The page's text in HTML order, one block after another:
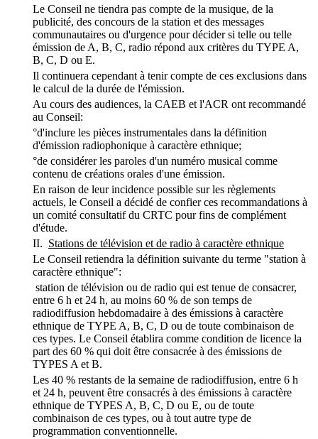
Le Conseil ne tiendra pas compte de la musique, de la
publicité, des concours de la station et des messages
communautaires ou d'urgence pour décider si telle ou telle
émission de A, B, C, radio répond aux critères du TYPE A,
B, C, D ou E.
Il continuera cependant à tenir compte de ces exclusions dans
le calcul de la durée de l'émission.
Au cours des audiences, la CAEB et l'ACR ont recommandé
au Conseil:
°d'inclure les pièces instrumentales dans la définition
d'émission radiophonique à caractère ethnique;
°de considérer les paroles d'un numéro musical comme
contenu de créations orales d'une émission.
En raison de leur incidence possible sur les règlements
actuels, le Conseil a décidé de confier ces recommandations à
un comité consultatif du CRTC pour fins de complément
d'étude.
II. Stations de télévision et de radio à caractère ethnique
Le Conseil retiendra la définition suivante du terme "station à
caractère ethnique":
station de télévision ou de radio qui est tenue de consacrer,
entre 6 h et 24 h, au moins 60 % de son temps de
radiodiffusion hebdomadaire à des émissions à caractère
ethnique de TYPE A, B, C, D ou de toute combinaison de
ces types. Le Conseil établira comme condition de licence la
part des 60 % qui doit être consacrée à des émissions de
TYPES A et B.
Les 40 % restants de la semaine de radiodiffusion, entre 6 h
et 24 h, peuvent être consacrés à des émissions à caractère
ethnique de TYPES A, B, C, D ou E, ou de toute
combinaison de ces types, ou à tout autre type de
programmation conventionnelle.